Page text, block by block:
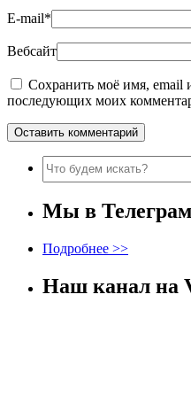
E-mail*
Вебсайт
Сохранить моё имя, email
последующих моих
Поиск
Мы в Телеграм
Подробнее >>
Наш канал на